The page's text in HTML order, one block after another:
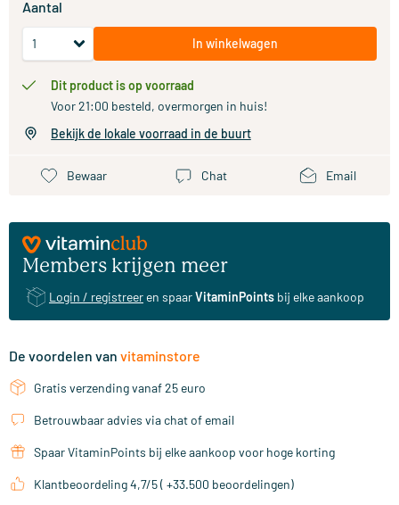
Aantal
In winkelwagen
Dit product is op voorraad
Voor 21:00 besteld, overmorgen in huis!
Bekijk de lokale voorraad in de buurt
Bewaar Chat Email
Members krijgen meer
Login / registreer en spaarVitaminPoints bij elke aankoop
De voordelen van vitaminstore
Gratis verzending vanaf 25 euro
Betrouwbaar advies via chat of email
Spaar VitaminPoints bij elke aankoop voor hoge korting
Klantbeoordeling 4,7/5 ( +33.500 beoordelingen)